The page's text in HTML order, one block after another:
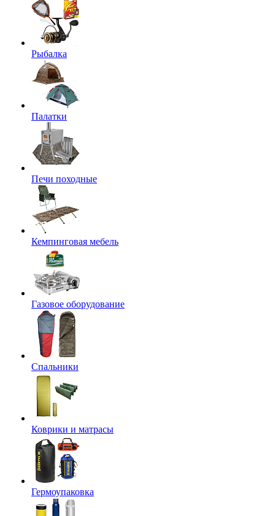
Рыбалка
Палатки
Печи походные
Кемпинговая мебель
Газовое оборудование
Спальники
Коврики и матрасы
Гермоупаковка